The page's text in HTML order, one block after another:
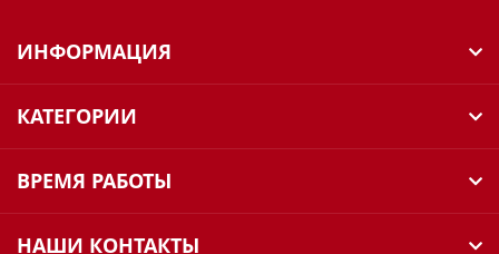
ИНФОРМАЦИЯ
КАТЕГОРИИ
ВРЕМЯ РАБОТЫ
НАШИ КОНТАКТЫ